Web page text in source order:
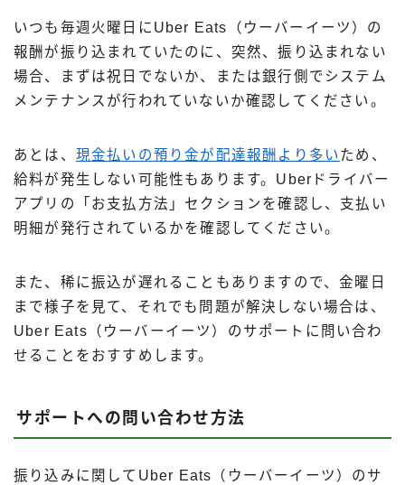
いつも毎週火曜日にUber Eats（ウーバーイーツ）の
報酬が振り込まれていたのに、突然、振り込まれない
場合、まずは祝日でないか、または銀行側でシステム
メンテナンスが行われていないか確認してください。
あとは、 現金払いの預り金が配達報酬より多いため、
給料が発生しない可能性もあります。Uberドライバー
アプリの「お支払方法」セクションを確認し、支払い
明細が発行されているかを確認してください。
また、稀に振込が遅れることもありますので、金曜日
まで様子を見て、それでも問題が解決しない場合は、
Uber Eats（ウーバーイーツ）のサポートに問い合わ
せることをおすすめします。
サポートへの問い合わせ方法
振り込みに関してUber Eats（ウーバーイーツ）のサ